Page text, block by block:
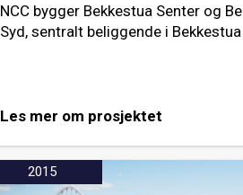
NCC bygger Bekkestua Senter og
Syd, sentralt beliggende i
Les mer om prosjektet
2015